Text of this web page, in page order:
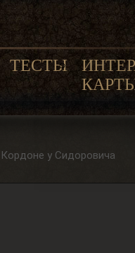
ТЕСТЫ
у Сидоровича